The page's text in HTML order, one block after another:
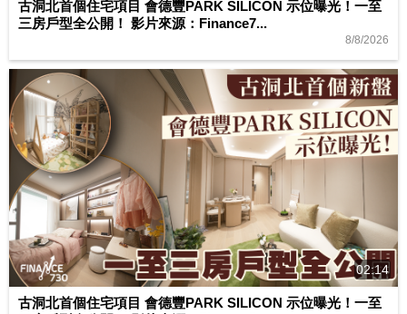
古洞北首個住宅項目 會德豐PARK SILICON 示位曝光！一至
三房戶型全公開！ 影片來源：Finance7...
8/8/2026
02:14
古洞北首個住宅項目 會德豐PARK SILICON 示位曝光！一至